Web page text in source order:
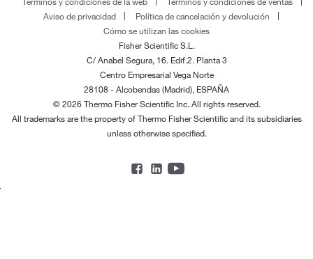
Aviso de privacidad
Política de cancelación y devolución
Cómo se utilizan las cookies
Fisher Scientific S.L.
C/ Anabel Segura, 16. Edif.2. Planta 3
Centro Empresarial Vega Norte
28108 - Alcobendas (Madrid), ESPAÑA
© 2026 Thermo Fisher Scientific Inc. All rights reserved.
All trademarks are the property of Thermo Fisher Scientific and its subsidiaries
unless otherwise specified.